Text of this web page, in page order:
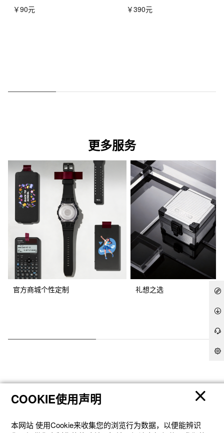
￥90元 ￥390元
更多服务
官方商城个性定制 礼想之选
COOKIE使用声明
本网站 使⽤Cookie来收集您的浏览⾏为数据，以便能辨识